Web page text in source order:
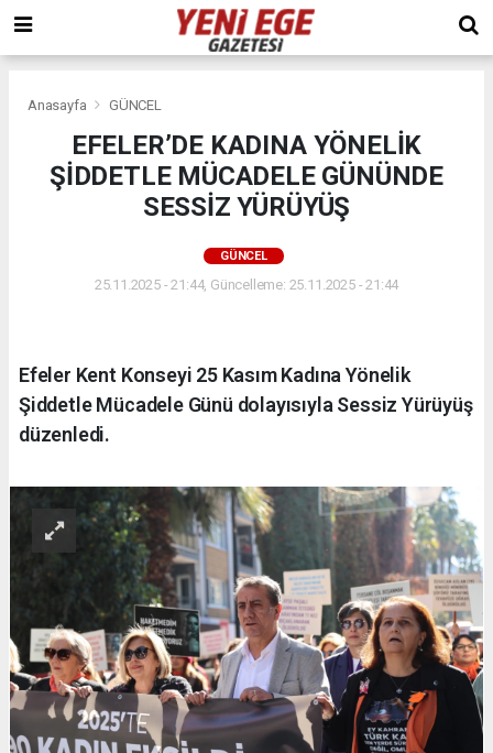
Anasayfa GÜNCEL
EFELER’DE KADINA YÖNELİK
ŞİDDETLE MÜCADELE GÜNÜNDE
SESSİZ YÜRÜYÜŞ
GÜNCEL
25.11.2025 - 21:44, Güncelleme: 25.11.2025 - 21:44
Efeler Kent Konseyi 25 Kasım Kadına Yönelik
Şiddetle Mücadele Günü dolayısıyla Sessiz Yürüyüş
düzenledi.